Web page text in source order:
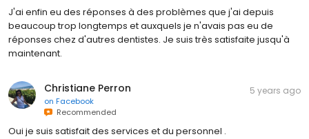
J'ai enfin eu des réponses à des problèmes que j'ai depuis
beaucoup trop longtemps et auxquels je n'avais pas eu de
réponses chez d'autres dentistes. Je suis très satisfaite jusqu'à
maintenant.
Christiane Perron
on Facebook
Recommended
5 years ago
Oui je suis satisfait des services et du personnel .